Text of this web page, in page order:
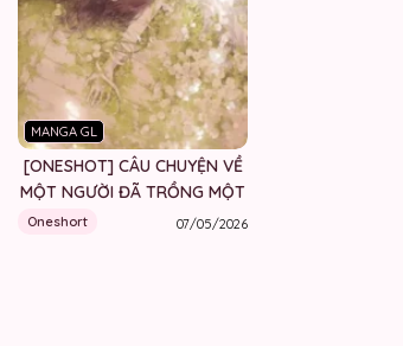
MANGA GL
[ONESHOT] CÂU CHUYỆN VỀ
MỘT NGƯỜI ĐÃ TRỒNG MỘT
Oneshort 07/05/2026